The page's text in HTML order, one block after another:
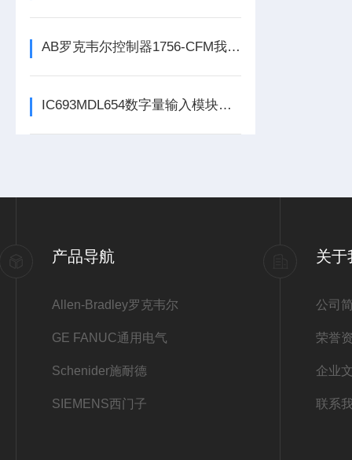
AB罗克韦尔控制器1756-CFM我必承诺
IC693MDL654数字量输入模块为系统提供实时的状态反馈
产品导航
Allen-Bradley罗克韦尔
GE FANUC通用电气
Schenider施耐德
SIEMENS西门子
关于
公司
荣誉
企业
联系